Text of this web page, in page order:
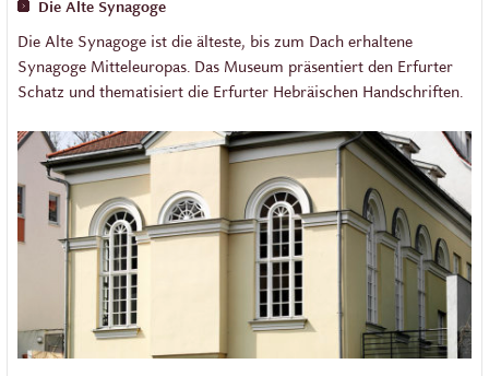
Die Alte Synagoge
Die Alte Synagoge ist die älteste, bis zum Dach erhaltene
Synagoge Mitteleuropas. Das Museum präsentiert den Erfurter
Schatz und thematisiert die Erfurter Hebräischen Handschriften.